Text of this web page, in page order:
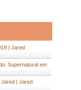
| Jared
Supernatural em
Jared | Jared